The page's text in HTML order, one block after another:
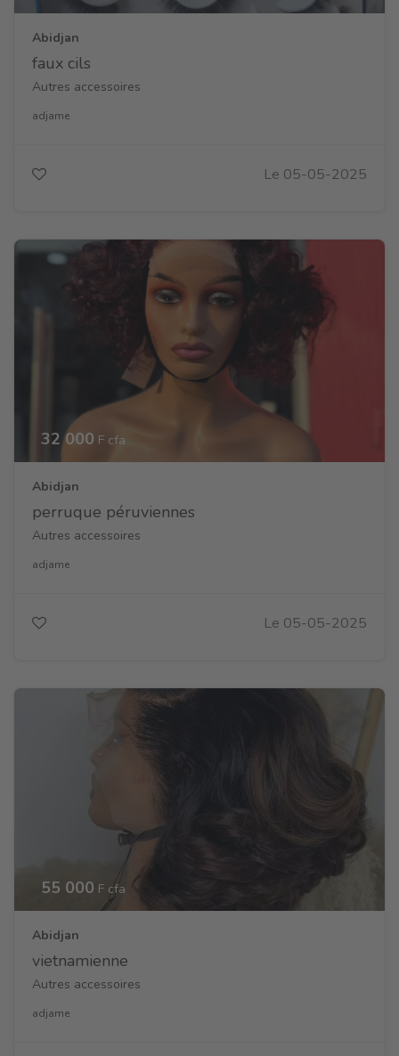
Abidjan
faux cils
Autres accessoires
adjame
Le 05-05-2025
32 000 F cfa
Abidjan
perruque péruviennes
Autres accessoires
adjame
Le 05-05-2025
55 000 F cfa
Abidjan
vietnamienne
Autres accessoires
adjame